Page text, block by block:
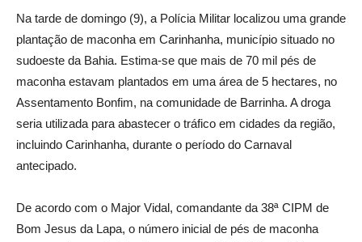
Na tarde de domingo (9), a Polícia Militar localizou uma grande
plantação de maconha em Carinhanha, município situado no
sudoeste da Bahia. Estima-se que mais de 70 mil pés de
maconha estavam plantados em uma área de 5 hectares, no
Assentamento Bonfim, na comunidade de Barrinha. A droga
seria utilizada para abastecer o tráfico em cidades da região,
incluindo Carinhanha, durante o período do Carnaval
antecipado.
De acordo com o Major Vidal, comandante da 38ª CIPM de
Bom Jesus da Lapa, o número inicial de pés de maconha